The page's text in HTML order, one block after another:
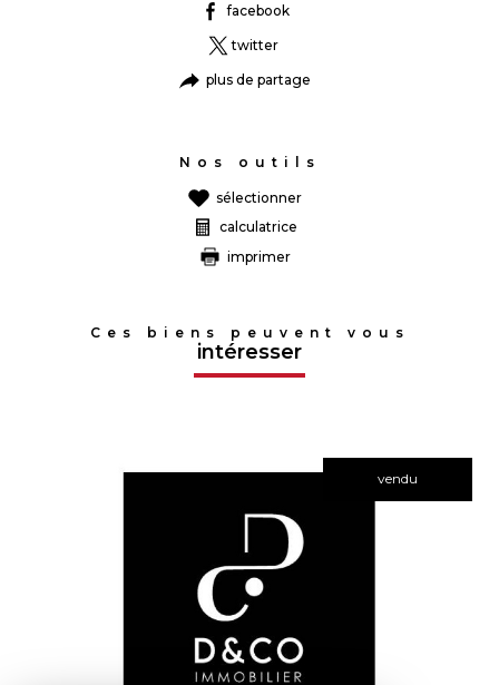
facebook
twitter
plus de partage
Nos outils
sélectionner
calculatrice
imprimer
Ces biens peuvent vous
intéresser
vendu
voir le bien